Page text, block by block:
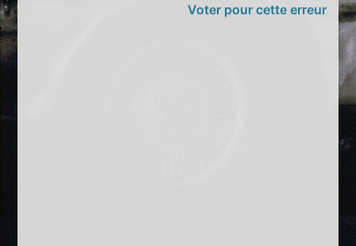
Voter pour cette erreur